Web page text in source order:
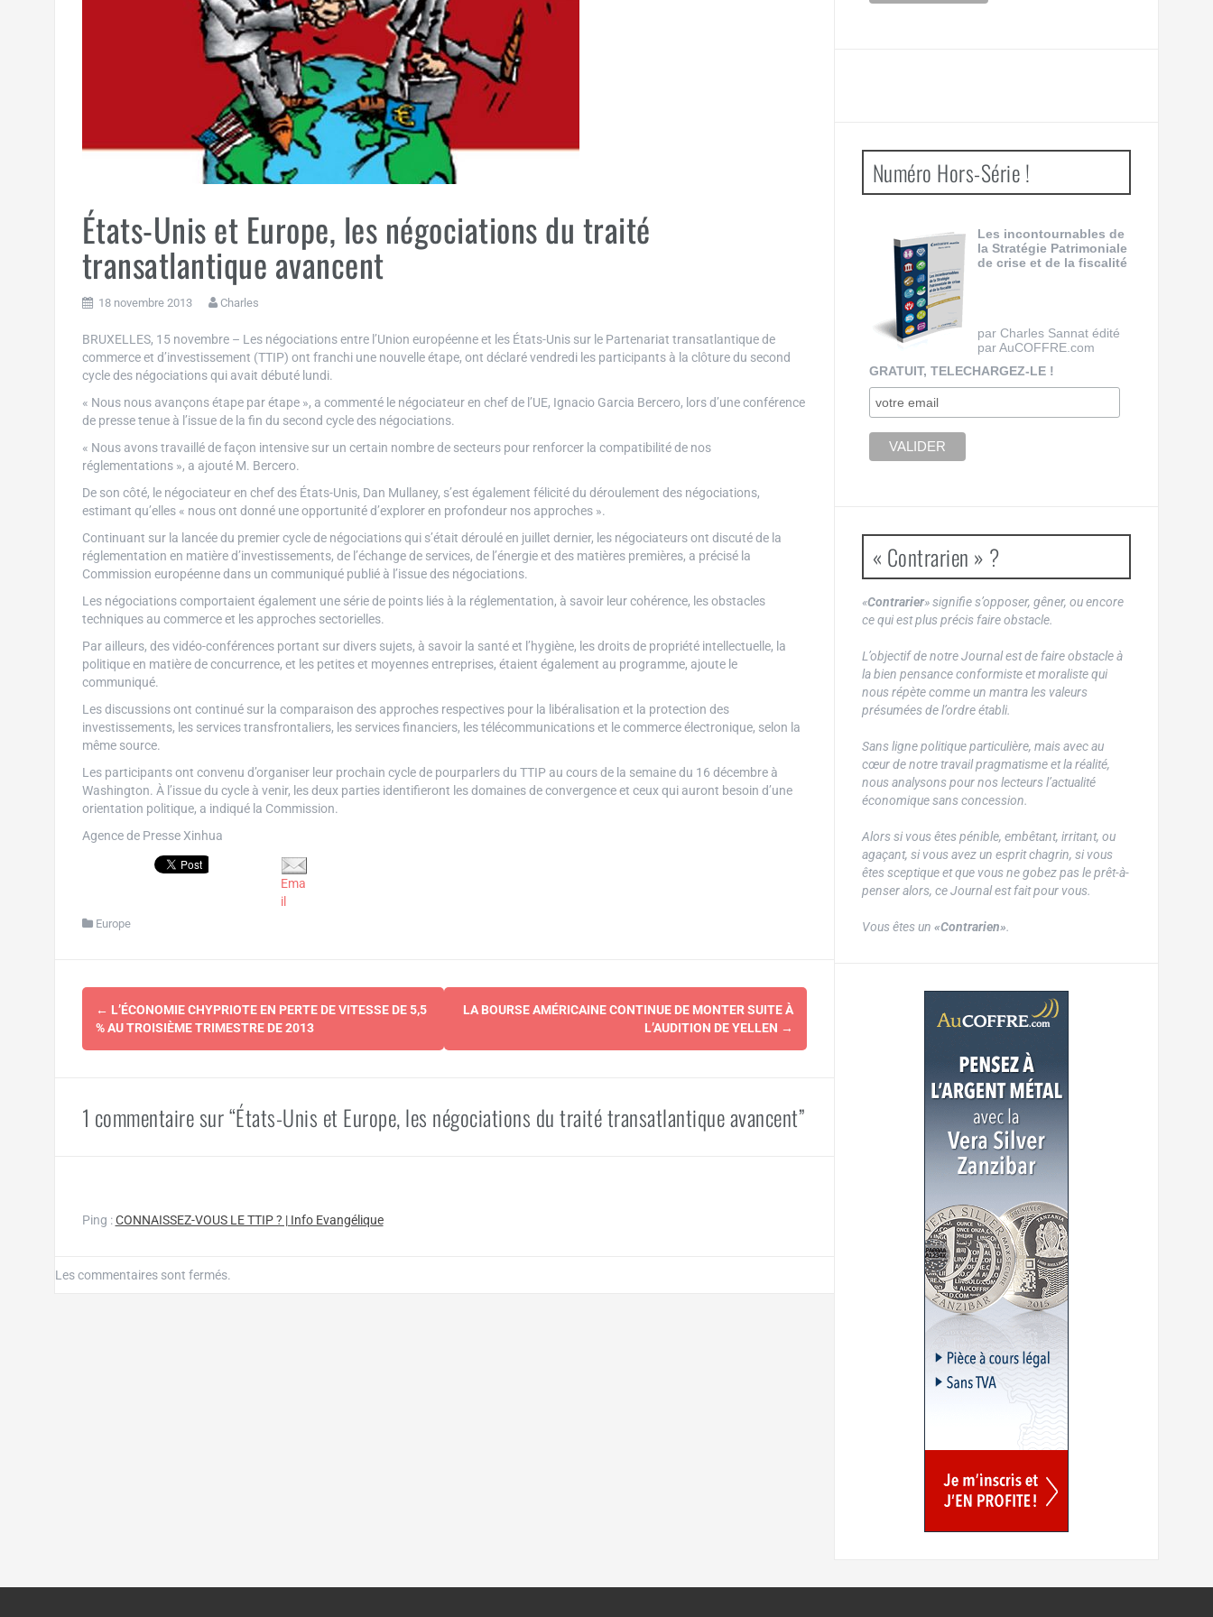
États-Unis et Europe, les négociations du traité
transatlantique avancent
18 novembre 2013 Charles
BRUXELLES, 15 novembre – Les négociations entre l’Union européenne et les États-Unis sur le Partenariat transatlantique de
commerce et d’investissement (TTIP) ont franchi une nouvelle étape, ont déclaré vendredi les participants à la clôture du second
cycle des négociations qui avait débuté lundi.
« Nous nous avançons étape par étape », a commenté le négociateur en chef de l’UE, Ignacio Garcia Bercero, lors d’une conférence
de presse tenue à l’issue de la fin du second cycle des négociations.
« Nous avons travaillé de façon intensive sur un certain nombre de secteurs pour renforcer la compatibilité de nos
réglementations », a ajouté M. Bercero.
De son côté, le négociateur en chef des États-Unis, Dan Mullaney, s’est également félicité du déroulement des négociations,
estimant qu’elles « nous ont donné une opportunité d’explorer en profondeur nos approches ».
Continuant sur la lancée du premier cycle de négociations qui s’était déroulé en juillet dernier, les négociateurs ont discuté de la
réglementation en matière d’investissements, de l’échange de services, de l’énergie et des matières premières, a précisé la
Commission européenne dans un communiqué publié à l’issue des négociations.
Les négociations comportaient également une série de points liés à la réglementation, à savoir leur cohérence, les obstacles
techniques au commerce et les approches sectorielles.
Par ailleurs, des vidéo-conférences portant sur divers sujets, à savoir la santé et l’hygiène, les droits de propriété intellectuelle, la
politique en matière de concurrence, et les petites et moyennes entreprises, étaient également au programme, ajoute le
communiqué.
Les discussions ont continué sur la comparaison des approches respectives pour la libéralisation et la protection des
investissements, les services transfrontaliers, les services financiers, les télécommunications et le commerce électronique, selon la
même source.
Les participants ont convenu d’organiser leur prochain cycle de pourparlers du TTIP au cours de la semaine du 16 décembre à
Washington. À l’issue du cycle à venir, les deux parties identifieront les domaines de convergence et ceux qui auront besoin d’une
orientation politique, a indiqué la Commission.
Agence de Presse Xinhua
Ema
il
Europe
Navigation
d'article
← L’ÉCONOMIE CHYPRIOTE EN PERTE DE VITESSE DE 5,5
% AU TROISIÈME TRIMESTRE DE 2013
LA BOURSE AMÉRICAINE CONTINUE DE MONTER SUITE À
L’AUDITION DE YELLEN →
1 commentaire sur “États-Unis et Europe, les négociations du traité transatlantique avancent”
Ping :CONNAISSEZ-VOUS LE TTIP ? | Info Evangélique
Les commentaires sont fermés.
Numéro Hors-Série !
Les incontournables de
la Stratégie Patrimoniale
de crise et de la fiscalité
par Charles Sannat édité
par AuCOFFRE.com
GRATUIT, TELECHARGEZ-LE !
« Contrarien » ?
«Contrarier» signifie s’opposer, gêner, ou encore
ce qui est plus précis faire obstacle.
L’objectif de notre Journal est de faire obstacle à
la bien pensance conformiste et moraliste qui
nous répète comme un mantra les valeurs
présumées de l’ordre établi.
Sans ligne politique particulière, mais avec au
cœur de notre travail pragmatisme et la réalité,
nous analysons pour nos lecteurs l’actualité
économique sans concession.
Alors si vous êtes pénible, embêtant, irritant, ou
agaçant, si vous avez un esprit chagrin, si vous
êtes sceptique et que vous ne gobez pas le prêt-à-
penser alors, ce Journal est fait pour vous.
Vous êtes un «Contrarien».